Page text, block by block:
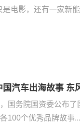
是电影，还有一家
国汽车出海故事 东
国务院国资委公布
100个优秀品牌故事...